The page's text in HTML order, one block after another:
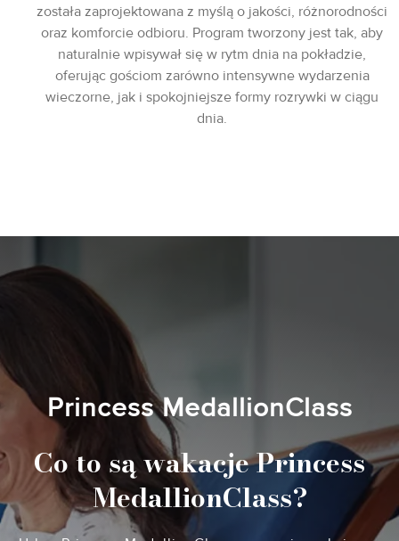
została zaprojektowana z myślą o jakości, różnorodności
oraz komforcie odbioru. Program tworzony jest tak, aby
naturalnie wpisywał się w rytm dnia na pokładzie,
oferując gościom zarówno intensywne wydarzenia
wieczorne, jak i spokojniejsze formy rozrywki w ciągu
dnia.
Princess MedallionClass
Co to są wakacje Princess
MedallionClass?